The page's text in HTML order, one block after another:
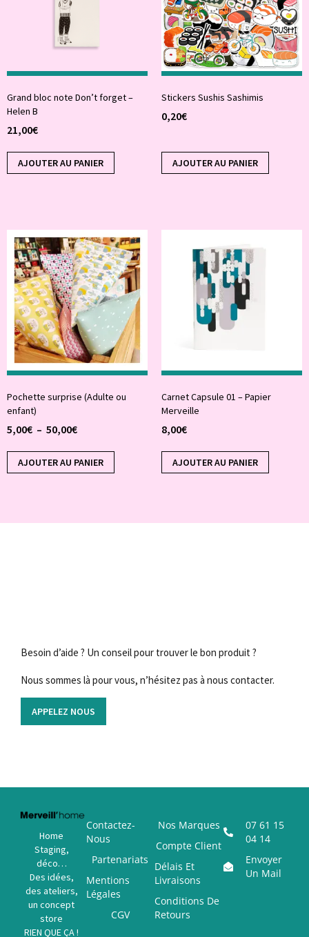
Grand bloc note Don’t forget –
Helen B
21,00€
AJOUTER AU PANIER
Stickers Sushis Sashimis
0,20€
AJOUTER AU PANIER
Pochette surprise (Adulte ou
enfant)
5,00€ – 50,00€
AJOUTER AU PANIER
Carnet Capsule 01 – Papier
Merveille
8,00€
AJOUTER AU PANIER
Besoin d’aide ? Un conseil pour trouver le bon produit ?
Nous sommes là pour vous, n’hésitez pas à nous contacter.
APPELEZ NOUS
Home
Staging,
déco…
Des idées,
des ateliers,
un concept
store
RIEN QUE ÇA !
Contactez-
Nous
Partenariats
Mentions
Légales
CGV
Nos Marques
Compte Client
Délais Et
Livraisons
Conditions De
Retours
07 61 15
04 14
Envoyer
Un Mail